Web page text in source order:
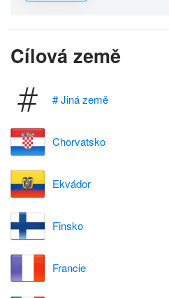
Cílová země
# Jiná země
Chorvatsko
Ekvádor
Finsko
Francie